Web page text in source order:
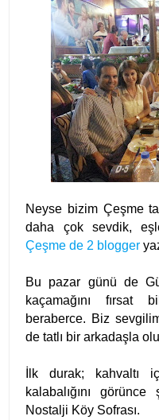
Neyse bizim Çeşme
daha çok sevdik,
Çeşme de 2 blogger
Bu pazar günü de
kaçamağını fırsat
beraberce. Biz
de tatlı bir arkadaşla
İlk durak; kahvaltı
kalabalığını
Nostalji Köy Sofrası.